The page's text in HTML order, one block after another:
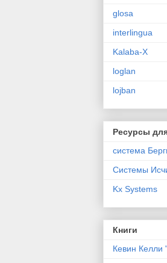
glosa
interlingua
Kalaba-X
loglan
lojban
Ресурсы
система
Системы
Kx Systems
Книги
Кевин